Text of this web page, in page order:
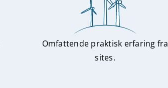
Omfattende praktisk erfaring fra
sites.